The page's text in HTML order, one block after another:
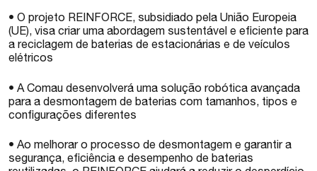
• O projeto REINFORCE, subsidiado pela União Europeia
(UE), visa criar uma abordagem sustentável e eficiente para
a reciclagem de baterias de estacionárias e de veículos
elétricos
• A Comau desenvolverá uma solução robótica avançada
para a desmontagem de baterias com tamanhos, tipos e
configurações diferentes
• Ao melhorar o processo de desmontagem e garantir a
segurança, eficiência e desempenho de baterias